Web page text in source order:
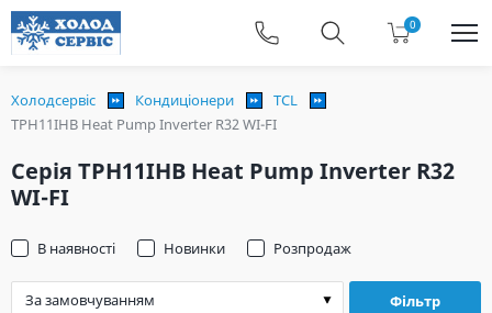
0
Холодсервіс Кондиціонери
TCL
TPH11IHB Heat Pump Inverter R32 WI-FI
Серія TPH11IHB Heat Pump Inverter R32
WI-FI
Фільтр
В наявності Новинки Розпродаж